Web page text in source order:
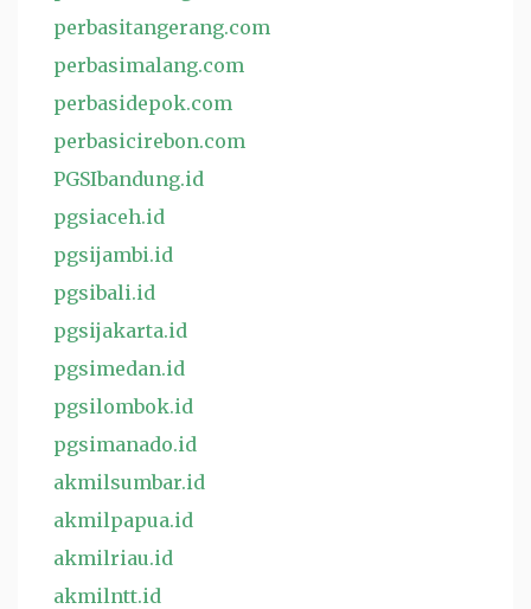
perbasitangerang.com
perbasimalang.com
perbasidepok.com
perbasicirebon.com
PGSIbandung.id
pgsiaceh.id
pgsijambi.id
pgsibali.id
pgsijakarta.id
pgsimedan.id
pgsilombok.id
pgsimanado.id
akmilsumbar.id
akmilpapua.id
akmilriau.id
akmilntt.id